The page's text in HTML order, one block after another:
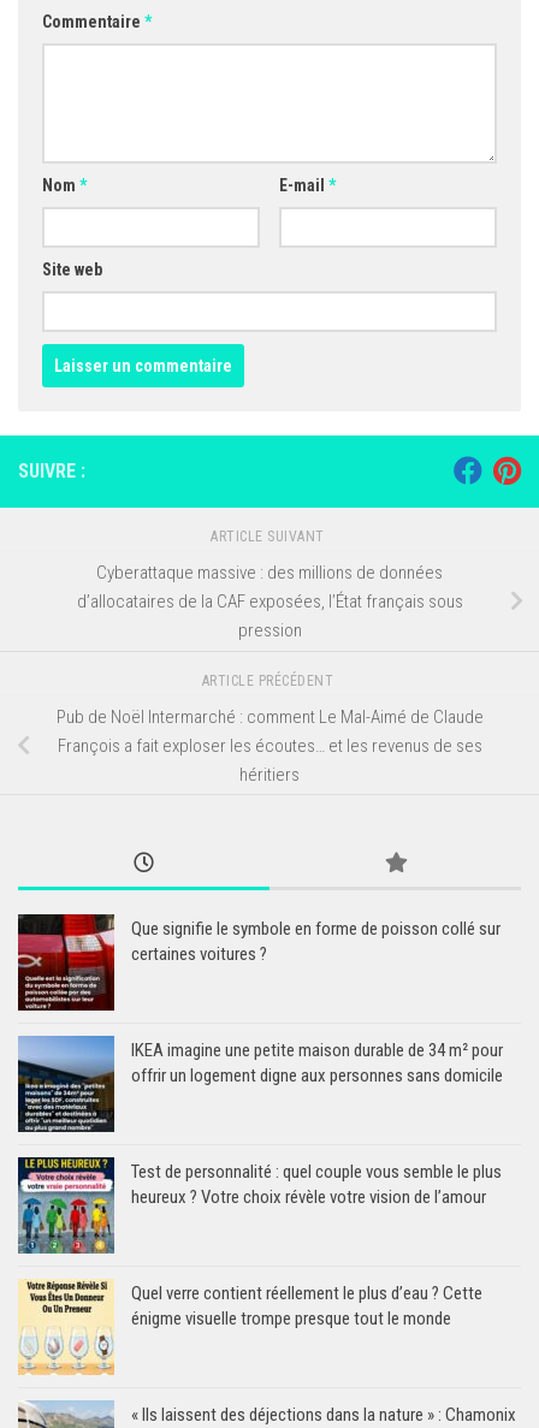
Commentaire *
Nom * E-mail *
Site web
SUIVRE :
ARTICLE SUIVANT
Cyberattaque massive : des millions de données
d’allocataires de la CAF exposées, l’État français sous
pression
ARTICLE PRÉCÉDENT
Pub de Noël Intermarché : comment Le Mal-Aimé de Claude
François a fait exploser les écoutes… et les revenus de ses
héritiers
Que signifie le symbole en forme de poisson collé sur
certaines voitures ?
IKEA imagine une petite maison durable de 34 m² pour
offrir un logement digne aux personnes sans domicile
Test de personnalité : quel couple vous semble le plus
heureux ? Votre choix révèle votre vision de l’amour
Quel verre contient réellement le plus d’eau ? Cette
énigme visuelle trompe presque tout le monde
« Ils laissent des déjections dans la nature » : Chamonix